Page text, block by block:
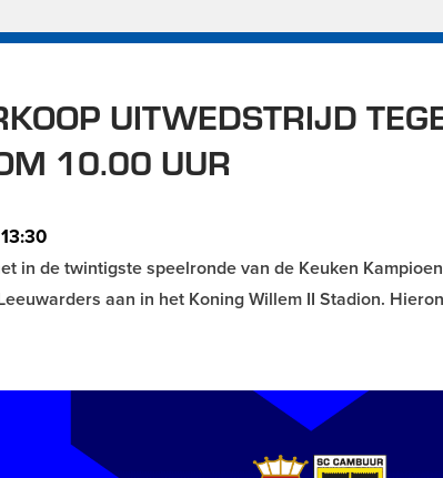
UITWEDSTRIJD
10.00 UUR
in de twintigste speelronde van de Keuken
aan in het Koning Willem II Stadion.